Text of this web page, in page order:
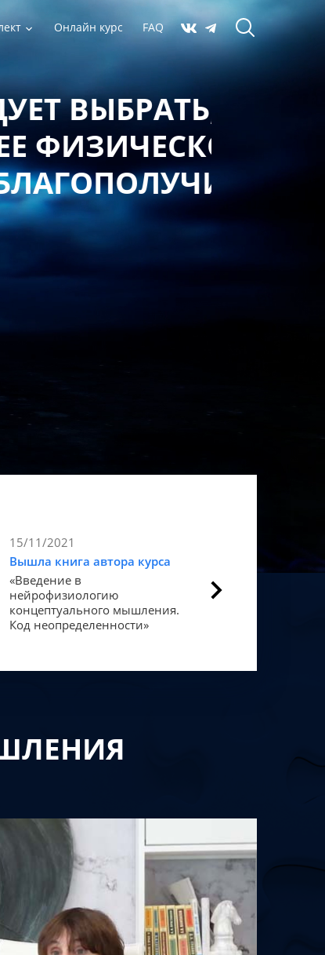
Онлайн курс FAQ
15/11/2021
Вышла книга автора курса
«Введение в
нейрофизиологию
концептуального мышления.
Код неопределенности»
Статья в Forbes
Как мозг
«счастье».